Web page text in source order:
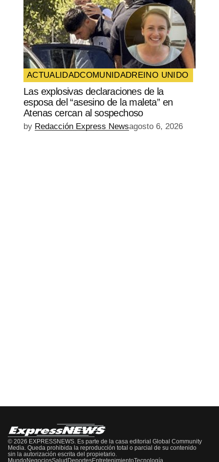
ACTUALIDADCOMUNIDADREINO UNIDO
Las explosivas declaraciones de la
esposa del “asesino de la maleta” en
Atenas cercan al sospechoso
by Redacción Express Newsagosto 6, 2026
© 2026 EXPRESSNEWS. Es parte de la casa editorial Global Community
Media. Queda prohibida la reproducción total o parcial de su contenido
sin la autorización escrita del propietario.
MundoNegociosSalud DeportesEntretenimientoTecnología